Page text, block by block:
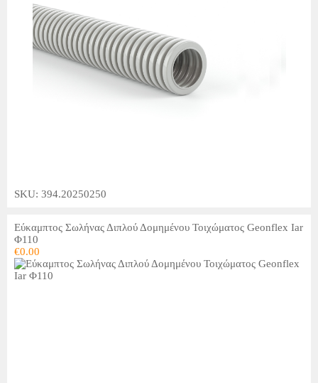
SKU: 394.20250250
Εύκαμπτος Σωλήνας Διπλού Δομημένου Τοιχώματος Geonflex Iar
Φ110
€0.00